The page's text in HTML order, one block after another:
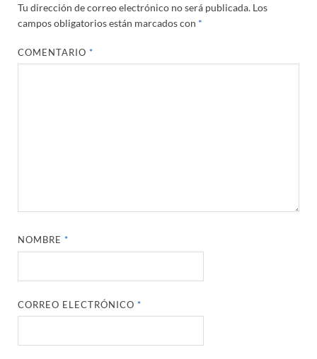
Tu dirección de correo electrónico no será publicada. Los
campos obligatorios están marcados con *
COMENTARIO*
NOMBRE*
CORREO ELECTRÓNICO*